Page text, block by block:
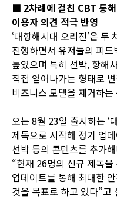
■ 2차례에 걸친 CBT 통
이용자 의견 적극 반영
‘대항해시대 오리진’은
진행하면서 유저들의 피
높였으며 특히 선박, 항해
직접 얻어나가는 형태로
비즈니스 모델을 제거하
오는 8월 23일 출시하는 ‘
제독으로 시작해 정기 업
선박 등의 콘텐츠를 추가
“현재 26명의 신규 제독
업데이트를 통해 최대한
것을 목표로 하고 있다”고